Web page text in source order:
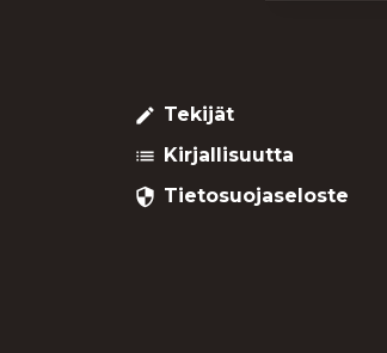
create Tekijät
list Kirjallisuutta
security Tietosuojaseloste